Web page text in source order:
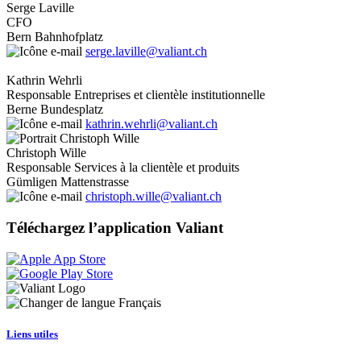
Serge Laville
CFO
Bern Bahnhofplatz
serge.laville@valiant.ch
Kathrin Wehrli
Responsable Entreprises et clientèle institutionnelle
Berne Bundesplatz
kathrin.wehrli@valiant.ch
Christoph Wille
Responsable Services à la clientèle et produits
Gümligen Mattenstrasse
christoph.wille@valiant.ch
Téléchargez l’application Valiant
Français
Liens utiles